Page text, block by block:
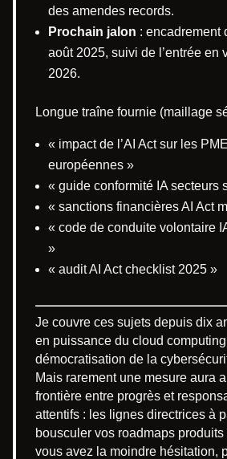
des amendes records.
Prochain jalon : encadrement
août 2025, suivi de l’entrée en
2026.
Longue traîne fournie (maillage
« impact de l’AI Act sur les
européennes »
« guide conformité IA secteurs
« sanctions financières AI Act
« code de conduite volontaire
»
« audit AI Act checklist 2025 »
Je couvre ces sujets depuis dix
en puissance du cloud
démocratisation de la
Mais rarement une mesure aura
frontière entre progrès et
attentifs : les lignes directrices à
bousculer vos roadmaps produits
vous avez la moindre hésitation,